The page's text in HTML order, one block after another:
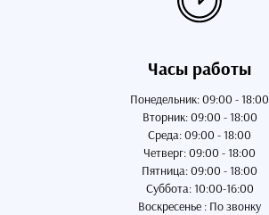
Часы работы
Понедельник: 09:00 - 18:00
Вторник: 09:00 - 18:00
Среда: 09:00 - 18:00
Четверг: 09:00 - 18:00
Пятница: 09:00 - 18:00
Суббота: 10:00-16:00
Воскресенье : По звонку